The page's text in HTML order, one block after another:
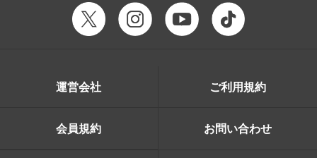
運営会社 ご利用規約
会員規約 お問い合わせ